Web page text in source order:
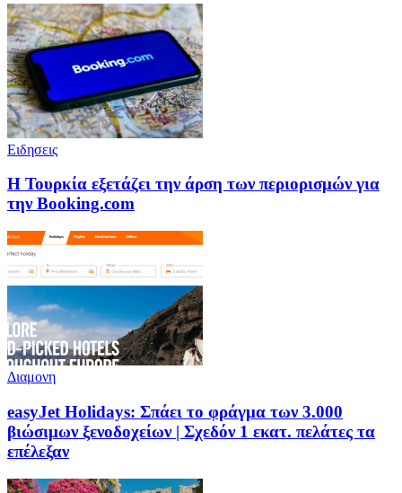
Ειδησεις
Η Τουρκία εξετάζει την άρση των περιορισμών για
την Booking.com
Διαμονη
easyJet Holidays: Σπάει το φράγμα των 3.000
βιώσιμων ξενοδοχείων | Σχεδόν 1 εκατ. πελάτες τα
επέλεξαν